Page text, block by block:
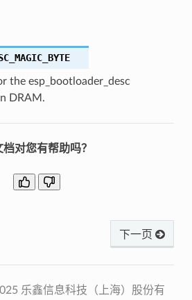
the esp_bootloader_desc
DRAM.
档对您有帮助吗？
下一页
乐鑫信息科技（上海）股份有